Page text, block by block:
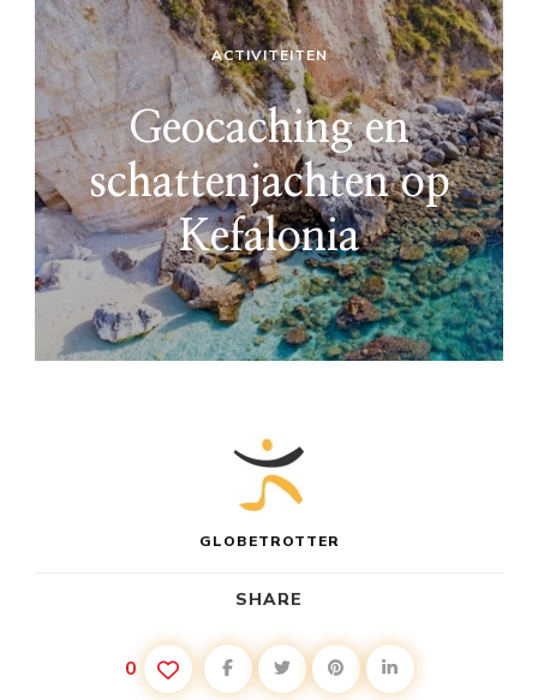
ACTIVITEITEN
Geocaching en
schattenjachten op
Kefalonia
GLOBETROTTER
SHARE
0